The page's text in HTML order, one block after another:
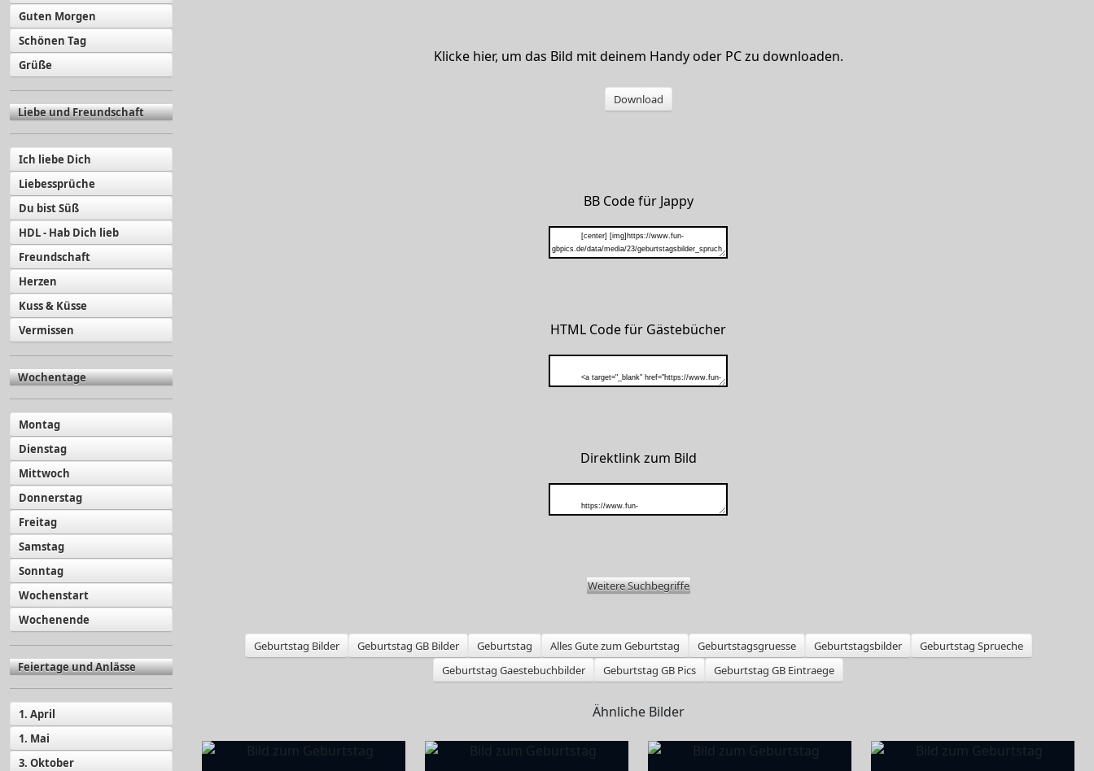
Guten Morgen
Schönen Tag
Grüße
Liebe und Freundschaft
Ich liebe Dich
Liebessprüche
Du bist Süß
HDL - Hab Dich lieb
Freundschaft
Herzen
Kuss & Küsse
Vermissen
Wochentage
Montag
Dienstag
Mittwoch
Donnerstag
Freitag
Samstag
Sonntag
Wochenstart
Wochenende
Feiertage und Anlässe
1. April
1. Mai
3. Oktober
Klicke hier, um das Bild mit deinem Handy oder PC zu downloaden.
Download
BB Code für Jappy
HTML Code für Gästebücher
Direktlink zum Bild
Weitere Suchbegriffe
Geburtstag Bilder Geburtstag GB Bilder Geburtstag Alles Gute zum Geburtstag Geburtstagsgruesse Geburtstagsbilder
Geburtstag Sprueche
Geburtstag Gaestebuchbilder
Geburtstag GB Pics Geburtstag GB Eintraege
Ähnliche Bilder